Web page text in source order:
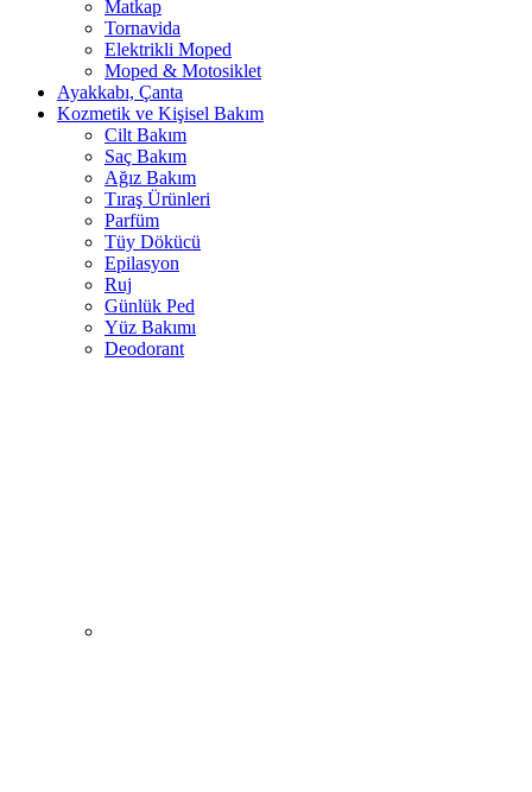
Matkap
Tornavida
Elektrikli Moped
Moped & Motosiklet
Ayakkabı, Çanta
Kozmetik ve Kişisel Bakım
Cilt Bakım
Saç Bakım
Ağız Bakım
Tıraş Ürünleri
Parfüm
Tüy Dökücü
Epilasyon
Ruj
Günlük Ped
Yüz Bakımı
Deodorant